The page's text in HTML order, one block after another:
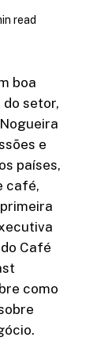
read
boa
setor,
e
países,
café,
Café
como